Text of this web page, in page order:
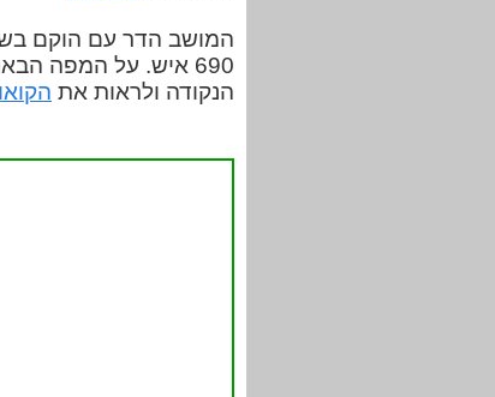
המושב הדר עם הוקם
690 איש. על המפה
הנקודה ולראות את